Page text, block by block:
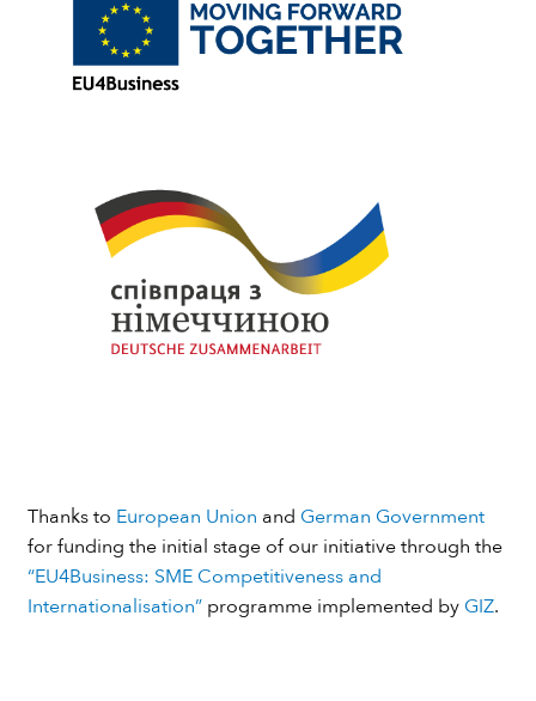
Thanks to European Union and German Government
for funding the initial stage of our initiative through the
“EU4Business: SME Competitiveness and
Internationalisation”programme implemented by GIZ.